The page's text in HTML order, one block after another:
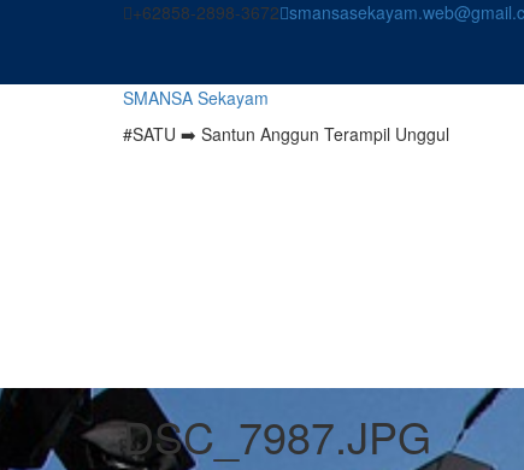
+62858-2898-3672
SMANSA Sekayam
#SATU ➡️ Santun Anggun Terampil Unggul
DSC_7987.JPG